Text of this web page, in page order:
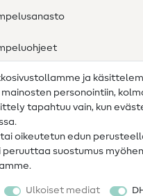
ja
personointiin,
tapahtuu vain, kun
oikeutetun edun
suostumus
Ulkoiset mediat